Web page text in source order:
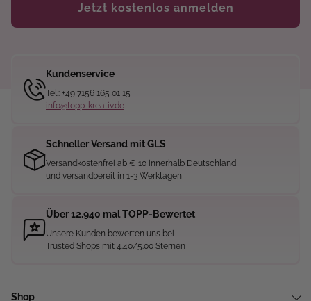
Jetzt kostenlos anmelden
Kundenservice
Tel.: +49 7156 165 01 15
info@topp-kreativ.de
Schneller Versand mit GLS
Versandkostenfrei ab € 10 innerhalb Deutschland
und versandbereit in 1-3 Werktagen
Über 12.940 mal TOPP-Bewertet
Unsere Kunden bewerten uns bei
Trusted Shops mit 4.40/5.00 Sternen
Shop